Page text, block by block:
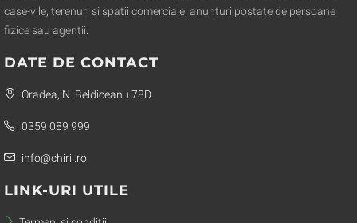
case-vile, terenuri si spatii comerciale, anunturi postate de persoane
fizice sau agentii.
DATE DE CONTACT
Oradea, N. Beldiceanu 78D
0359 089 999
info@chirii.ro
LINK-URI UTILE